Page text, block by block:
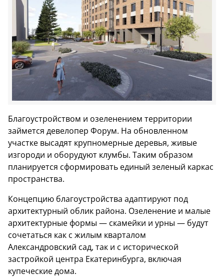
Благоустройством и озеленением территории
займется девелопер Форум. На обновленном
участке высадят крупномерные деревья, живые
изгороди и оборудуют клумбы. Таким образом
планируется сформировать единый зеленый каркас
пространства.
Концепцию благоустройства адаптируют под
архитектурный облик района. Озеленение и малые
архитектурные формы — скамейки и урны — будут
сочетаться как с жилым кварталом
Александровский сад, так и с исторической
застройкой центра Екатеринбурга, включая
купеческие дома.